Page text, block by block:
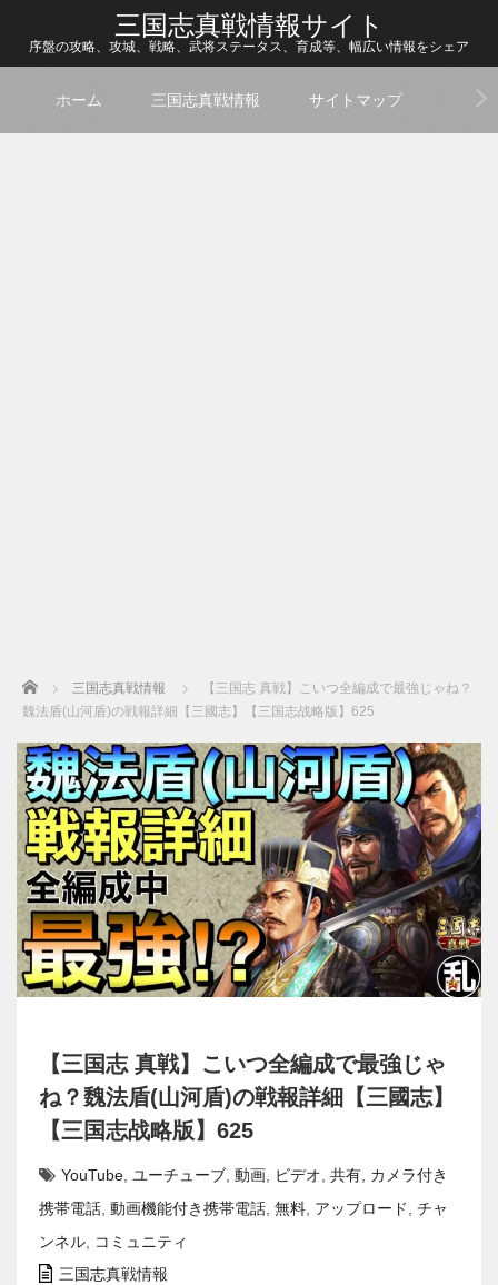
三国志真戦情報サイト
序盤の攻略、攻城、戦略、武将ステータス、育成等、幅広い情報をシェア
ホーム 三国志真戦情報 サイトマップ
Home 三国志真戦情報
【三国志 真戦】こいつ全編成で最強じゃね？
魏法盾(山河盾)の戦報詳細【三國志】【三国志战略版】625
【三国志 真戦】こいつ全編成で最強じゃ
ね？魏法盾(山河盾)の戦報詳細【三國志】
【三国志战略版】625
YouTube ユーチューブ 動画 ビデオ 共有 カメラ付き
携帯電話 動画機能付き携帯電話 無料 アップロード
チャ
ンネル
コミュニティ
三国志真戦情報